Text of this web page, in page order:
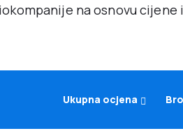
na osnovu cijene
Ukupna ocjena